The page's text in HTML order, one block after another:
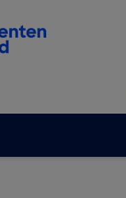
de Consumentenbond